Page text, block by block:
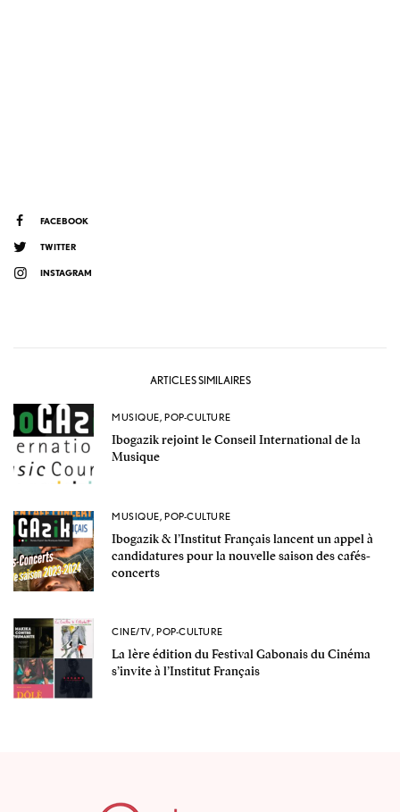
FACEBOOK
TWITTER
INSTAGRAM
ARTICLES SIMILAIRES
MUSIQUE, POP-CULTURE
Ibogazik rejoint le Conseil International de la
Musique
MUSIQUE, POP-CULTURE
Ibogazik & l’Institut Français lancent un appel à
candidatures pour la nouvelle saison des cafés-
concerts
CINE/TV, POP-CULTURE
La 1ère édition du Festival Gabonais du Cinéma
s’invite à l’Institut Français